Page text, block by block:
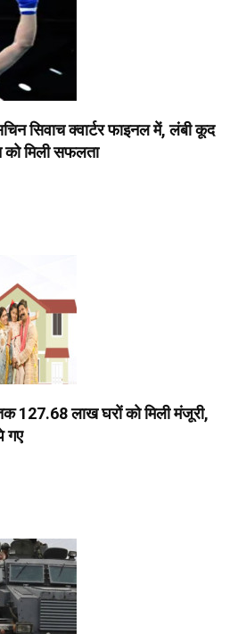
सिवाच क्वार्टर फाइनल में, लंबी कूद
को मिली सफलता
127.68 लाख घरों को मिली मंजूरी,
गए